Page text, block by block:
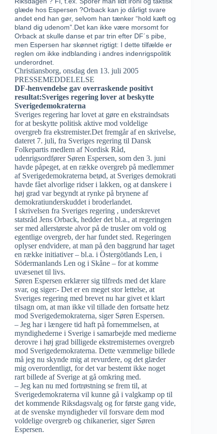
glæde hos Espersen ?Orback kan jo dårligt svare
andet end han gør, selvom han tænker “hold kæft og
bland dig udenom”.Det kan ikke være morsomt for
Orback at skulle danse et par trin efter DF´s pibe,
men Espersen har skønnet rigtigt: I dette tilfælde er
reglen om ikke indblanding i andres indenrigspolitik
underordnet.
Christiansborg, onsdag den 13. juli 2005
PRESSEMEDDELELSE
DF-henvendelse gav overraskende positivt
resultat:Sveriges regering lover at beskytte
Sverigedemokraterna
Sveriges regering har lovet at gøre en ekstraindsats
for at beskytte politisk aktive mod voldelige
overgreb fra ekstremister.Det fremgår af en skrivelse,
dateret 7. juli, fra Sveriges regering til Dansk
Folkepartis medlem af Nordisk Råd,
udenrigsordfører Søren Espersen, som den 3. juni
havde påpeget, at en række overgreb på medlemmer
af Sverigedemokraterna betød, at Sveriges demokrati
havde fået alvorlige ridser i lakken, og at danskere i
høj grad var begyndt at rynke på brynene af
demokratiunderskuddet i broderlandet.
I skrivelsen fra Sveriges regering , underskrevet
statsråd Jens Orback, hedder det bl.a., at regeringen
ser med allerstørste alvor på de trusler om vold og
egentlige overgreb, der har fundet sted. Regeringen
oplyser endvidere, at man på den baggrund har taget
en række initiativer – bl.a. i Östergötlands Len, i
Södermanlands Len og i Skåne – for at komme
uvæsenet til livs.
Søren Espersen erklærer sig tilfreds med det klare
svar, og siger:- Det er en meget stor lettelse, at
Sveriges regering med brevet nu har givet et klart
tilsagn om, at man ikke vil tillade den fortsatte hetz
mod Sverigedemokraterna, siger Søren Espersen.
– Jeg har i længere tid haft på fornemmelsen, at
myndighederne i Sverige i samarbejde med medierne
derovre i høj grad billigede ekstremisternes overgreb
mod Sverigedemokraterna. Dette væmmelige billede
må jeg nu skynde mig at revurdere, og det glæder
mig overordentligt, for det var bestemt ikke noget
rart billede af Sverige at gå omkring med.
– Jeg kan nu med fortrøstning se frem til, at
Sverigedemokraterna vil kunne gå i valgkamp op til
det kommende Riksdagsvalg og for første gang vide,
at de svenske myndigheder vil forsvare dem mod
voldelige overgreb og chikanerier, siger Søren
Espersen.